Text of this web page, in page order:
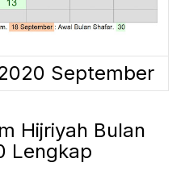
September
Hijriyah Bulan
Lengkap